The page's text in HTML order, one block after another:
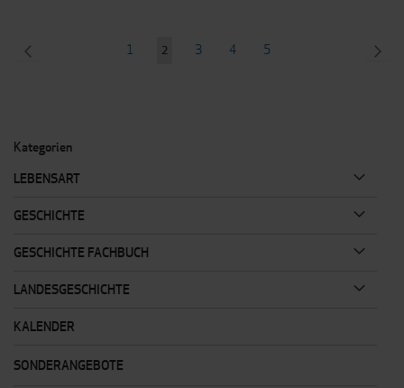
Seite
1
Sie
2 Seite
3 Seite
4 Seite
5
Kategorien
LEBENSART
GESCHICHTE
GESCHICHTE FACHBUCH
LANDESGESCHICHTE
KALENDER
SONDERANGEBOTE